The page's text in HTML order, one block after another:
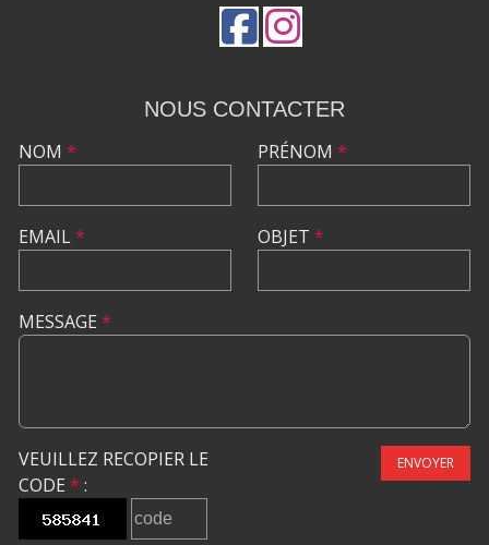
NOUS CONTACTER
NOM *
EMAIL*
PRÉNOM *
OBJET *
MESSAGE *
VEUILLEZ RECOPIER LE
CODE * :
ENVOYER